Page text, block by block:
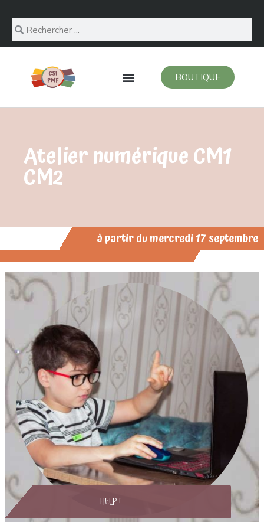
BOUTIQUE
Atelier numérique CM1
CM2
à partir du mercredi 17 septembre
HELP !